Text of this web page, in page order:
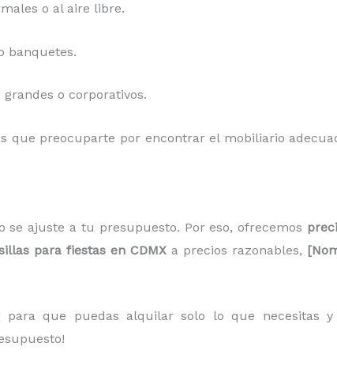
o al aire libre.
banquetes.
o corporativos.
que preocuparte por encontrar el mobiliario
ajuste a tu presupuesto. Por eso, ofrecemos
para fiestas en CDMXa precios razonables,
para que puedas alquilar solo lo que necesitas